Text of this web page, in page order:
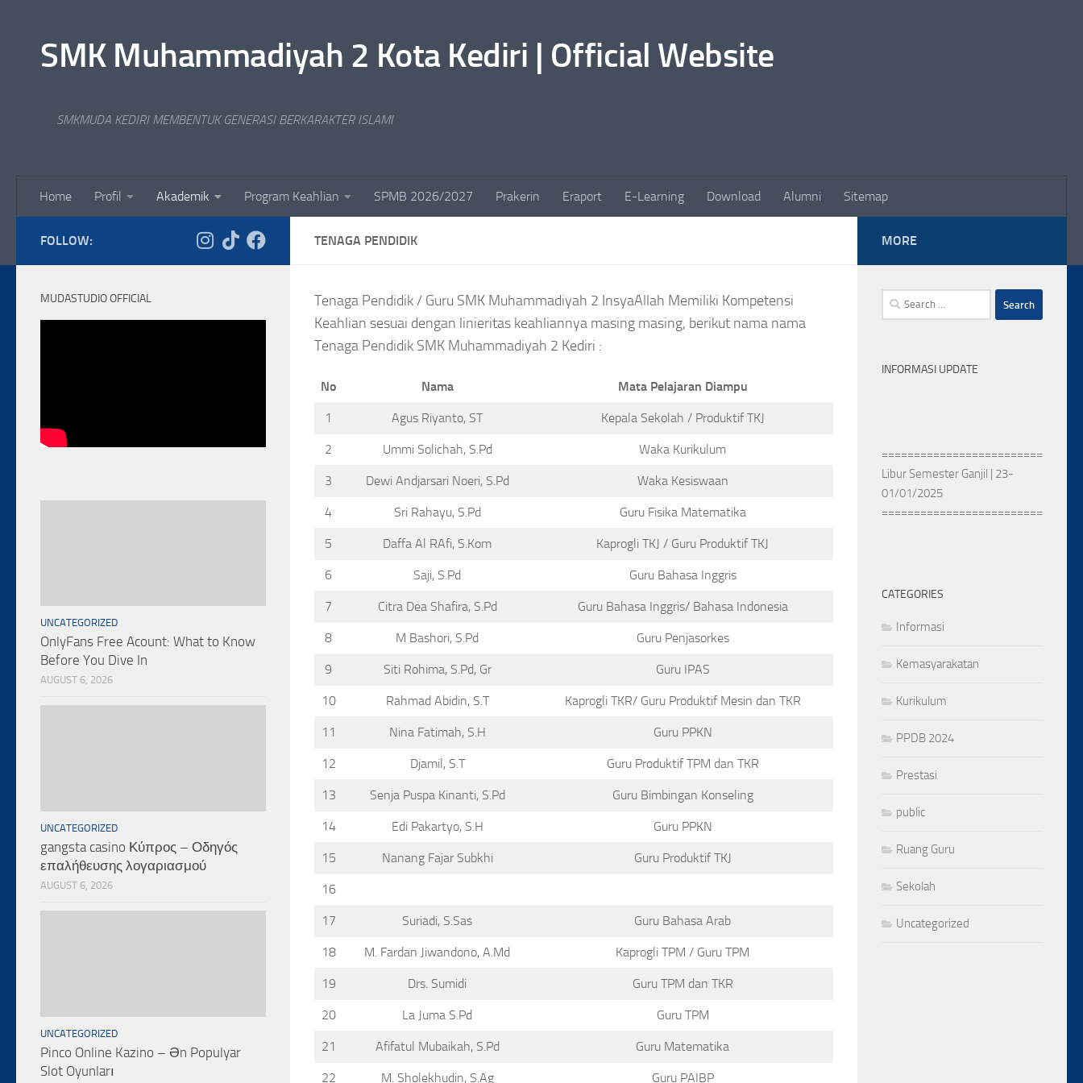
SMK Muhammadiyah 2 Kota Kediri | Official Website
SMKMUDA KEDIRI MEMBENTUK GENERASI BERKARAKTER ISLAMI
Home Profil Akademik Program Keahlian SPMB 2026/2027 Prakerin Eraport E-Learning Download Alumni Sitemap
TENAGA PENDIDIK
Tenaga Pendidik / Guru SMK Muhammadiyah 2 InsyaAllah Memiliki Kompetensi
Keahlian sesuai dengan linieritas keahliannya masing masing, berikut nama nama
Tenaga Pendidik SMK Muhammadiyah 2 Kediri :
No Nama Mata Pelajaran Diampu
1 Agus Riyanto, ST Kepala Sekolah / Produktif TKJ
2 Ummi Solichah, S.Pd Waka Kurikulum
3 Dewi Andjarsari Noeri, S.Pd Waka Kesiswaan
4 Sri Rahayu, S.Pd Guru Fisika Matematika
5 Daffa Al RAfi, S.Kom Kaprogli TKJ / Guru Produktif TKJ
6 Saji, S.Pd Guru Bahasa Inggris
7 Citra Dea Shafira, S.Pd Guru Bahasa Inggris/ Bahasa Indonesia
8 M Bashori, S.Pd Guru Penjasorkes
9 Siti Rohima, S.Pd, Gr Guru IPAS
10 Rahmad Abidin, S.T Kaprogli TKR/ Guru Produktif Mesin dan TKR
11 Nina Fatimah, S.H Guru PPKN
12 Djamil, S.T Guru Produktif TPM dan TKR
13 Senja Puspa Kinanti, S.Pd Guru Bimbingan Konseling
14 Edi Pakartyo, S.H Guru PPKN
15 Nanang Fajar Subkhi Guru Produktif TKJ
16
17 Suriadi, S.Sas Guru Bahasa Arab
18 M. Fardan Jiwandono, A.Md Kaprogli TPM / Guru TPM
19 Drs. Sumidi Guru TPM dan TKR
20 La Juma S.Pd Guru TPM
21 Afifatul Mubaikah, S.Pd Guru Matematika
22 M. Sholekhudin, S.Ag Guru PAIBP
FOLLOW:
MUDASTUDIO OFFICIAL
UNCATEGORIZED
OnlyFans Free Acount: What to Know
Before You Dive In
AUGUST 6, 2026
UNCATEGORIZED
gangsta casino Κύπρος – Οδηγός
επαλήθευσης λογαριασμού
AUGUST 6, 2026
UNCATEGORIZED
Pinco Online Kazino – Ən Populyar
Slot Oyunları
MORE
Search
for:
INFORMASI UPDATE
CATEGORIES
Informasi
Kemasyarakatan
Kurikulum
PPDB 2024
Prestasi
public
Ruang Guru
Sekolah
Uncategorized